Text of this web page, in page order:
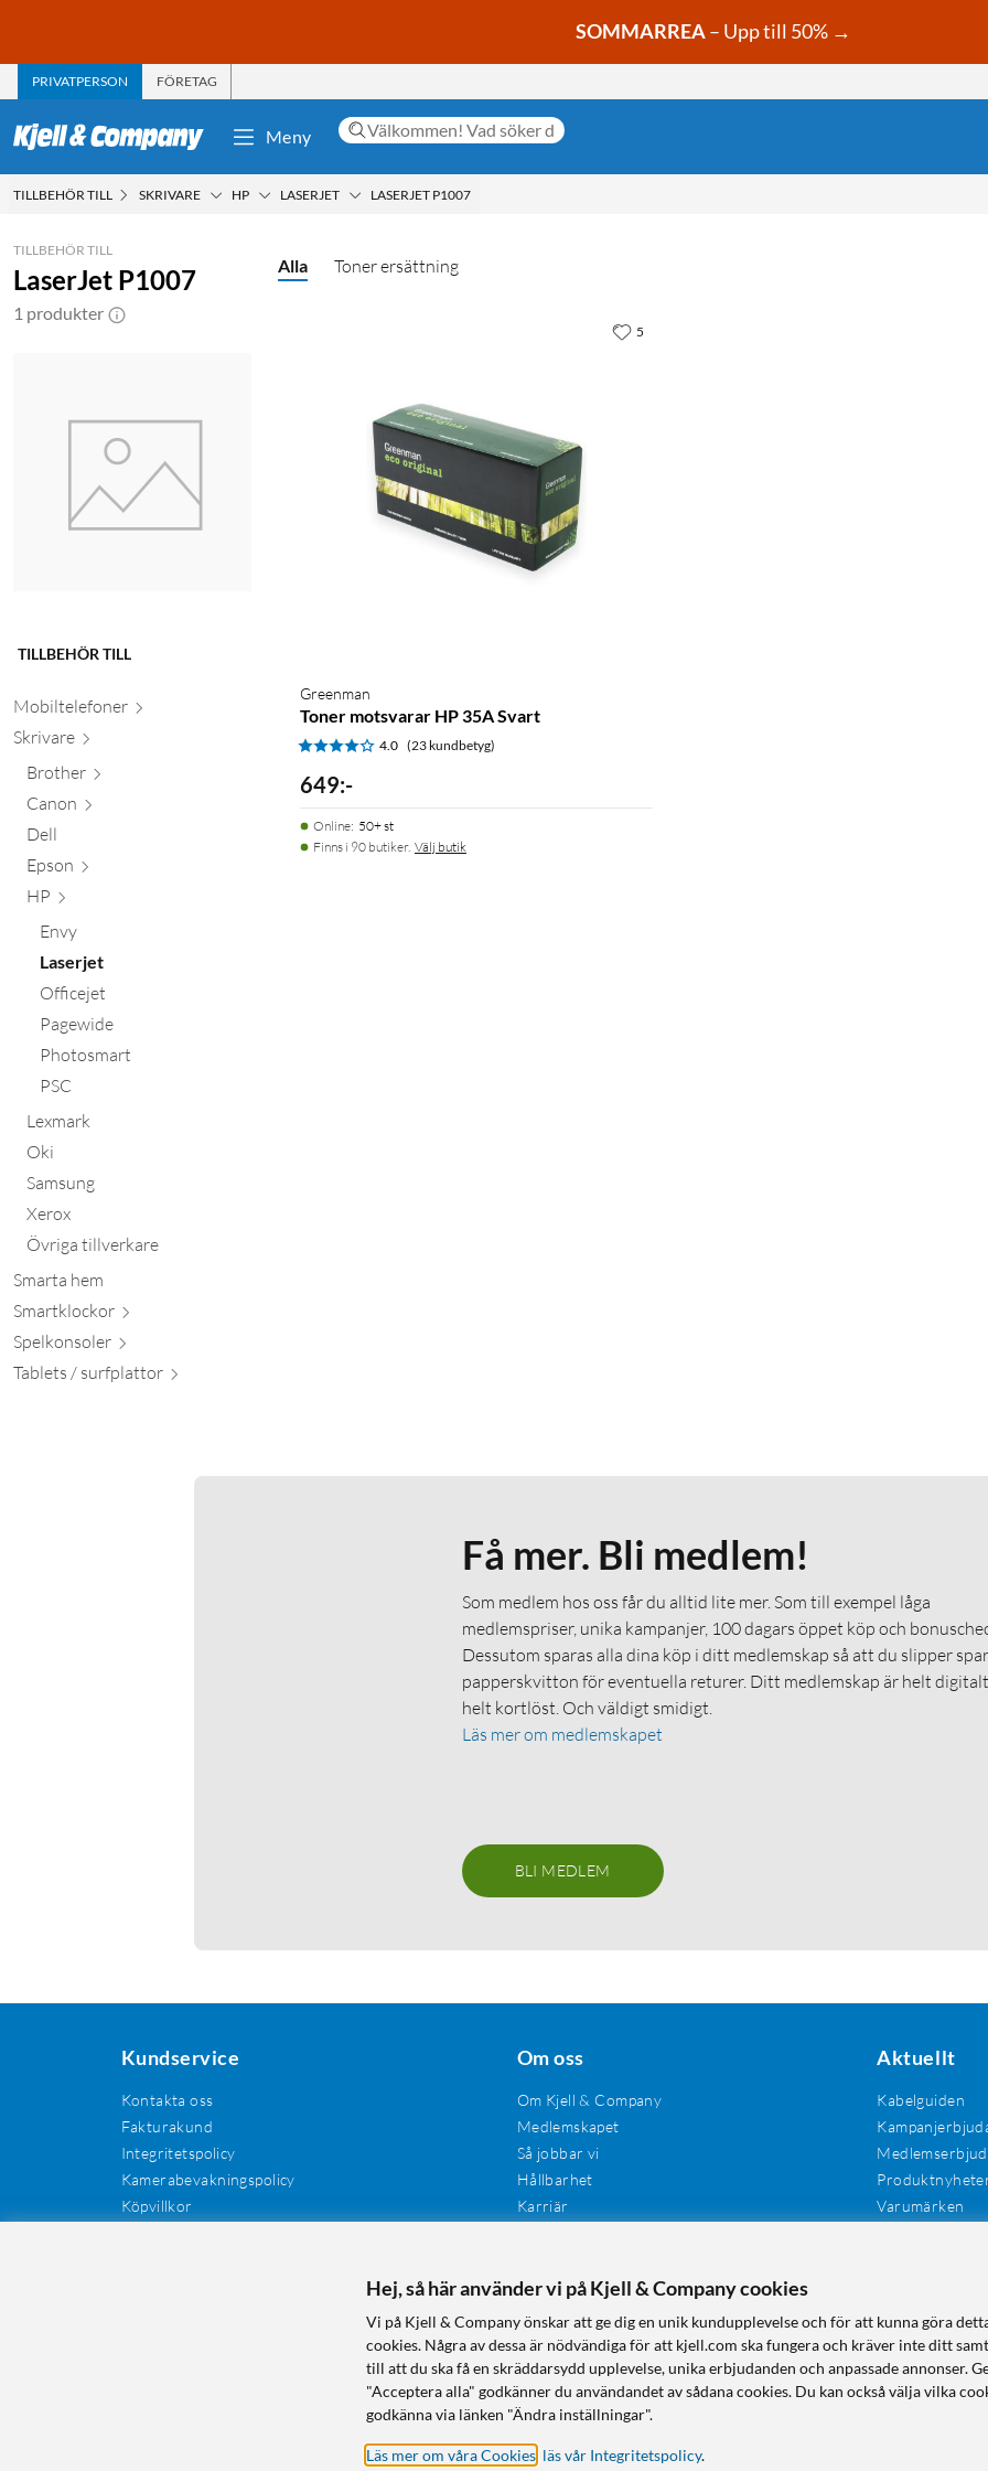
SOMMARREA– Upp till 50% →
PRIVATPERSON FÖRETAG
Meny
TILLBEHÖR TILL SKRIVARE HP LASERJET LASERJET P1007
TILLBEHÖR TILL
LaserJet P1007
1 produkter
TILLBEHÖR TILL
Mobiltelefoner
Skrivare
Brother
Canon
Dell
Epson
HP
Envy
Laserjet
Officejet
Pagewide
Photosmart
PSC
Lexmark
Oki
Samsung
Xerox
Övriga tillverkare
Smarta hem
Smartklockor
Spelkonsoler
Tablets / surfplattor
Alla Toner ersättning
Greenman
Toner motsvarar HP 35A Svart
4.0 (23 kundbetyg)
649:-
Online: 50+ st
Finns i 90 butiker. Välj butik
5
Få mer. Bli medlem!
Som medlem hos oss får du alltid lite mer. Som till exempel låga
medlemspriser, unika kampanjer, 100 dagars öppet köp och
Dessutom sparas alla dina köp i ditt medlemskap så att du slipper
papperskvitton för eventuella returer. Ditt medlemskap är helt
helt kortlöst. Och väldigt smidigt.
Läs mer om medlemskapet
BLI MEDLEM
Kundservice
Kontakta oss
Fakturakund
Integritetspolicy
Kamerabevakningspolicy
Köpvillkor
Om oss
Om Kjell & Company
Medlemskapet
Så jobbar vi
Hållbarhet
Karriär
Tillgänglighet
Aktuellt
Kabelguiden
Varumärken
Hej, så här använder vi på Kjell & Company cookies
Vi på Kjell & Company önskar att ge dig en unik kundupplevelse och för att kunna göra
cookies. Några av dessa är nödvändiga för att kjell.com ska fungera och kräver inte ditt
till att du ska få en skräddarsydd upplevelse, unika erbjudanden och anpassade annonser.
"Acceptera alla" godkänner du användandet av sådana cookies. Du kan också välja vilka
godkänna via länken "Ändra inställningar".
Läs mer om våra Cookies läs vår Integritetspolicy.